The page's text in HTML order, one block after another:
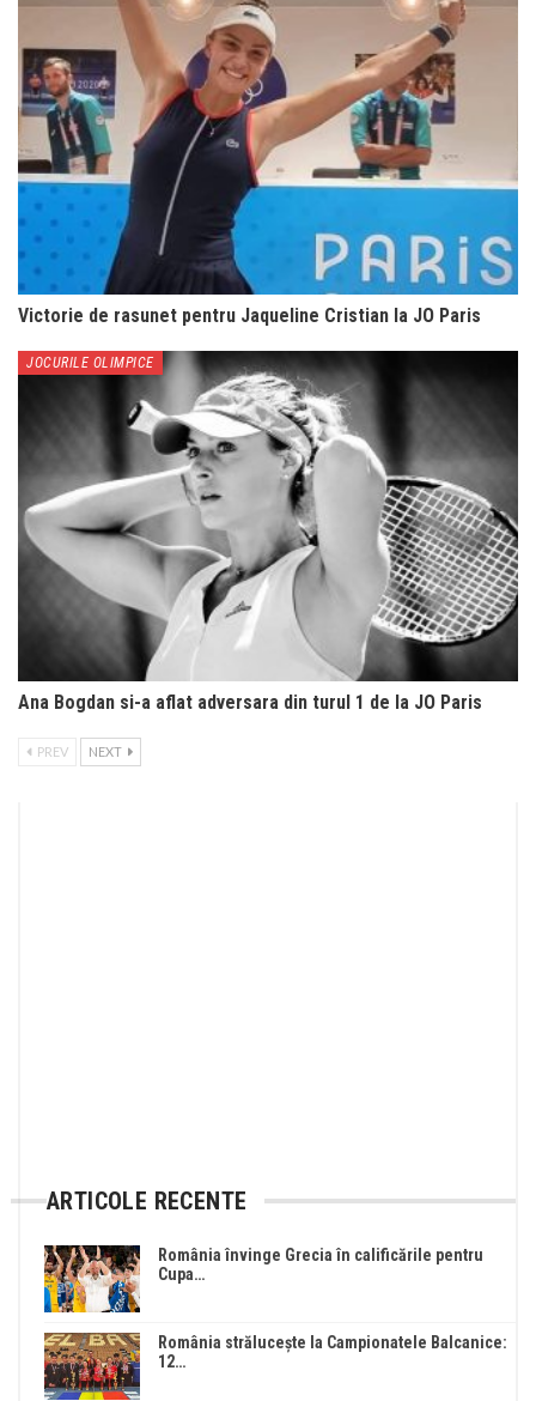
Victorie de rasunet pentru Jaqueline Cristian la JO Paris
JOCURILE OLIMPICE
Ana Bogdan si-a aflat adversara din turul 1 de la JO Paris
PREV NEXT
ARTICOLE RECENTE
România învinge Grecia în calificările pentru
Cupa…
România strălucește la Campionatele Balcanice:
12…